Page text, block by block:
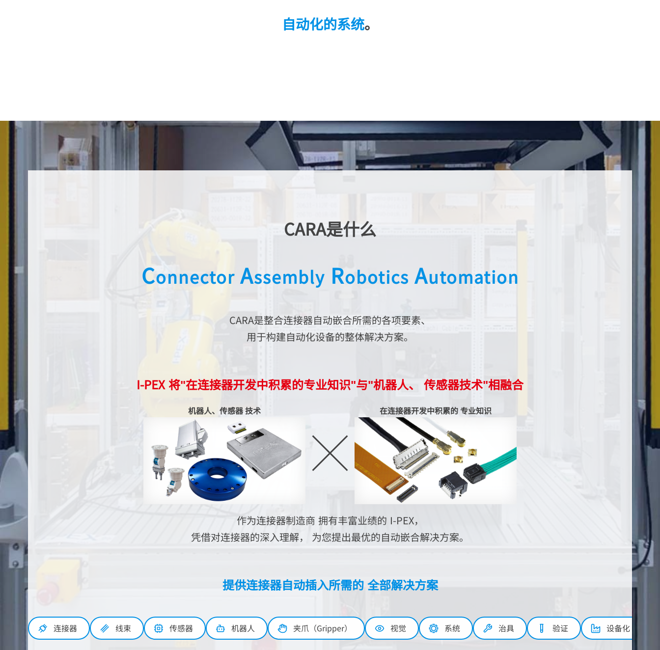
自动化的系统。
CARA是什么
Connector Assembly Robotics Automation
CARA是整合连接器自动嵌合所需的各项要素、
用于构建自动化设备的整体解决方案。
I-PEX将"在连接器开发中积累的专业知识"与"机器人、 传感器技术"相融合
机器人、传感器技术 在连接器开发中积累的专业知识
作为连接器制造商 拥有丰富业绩的 I-PEX，
凭借对连接器的深入理解， 为您提出最优的自动嵌合解决方案。
提供连接器自动插入所需的 全部解决方案
连接器 线束 传感器 机器人 夹爪（Gripper） 视觉 系统 治具 验证 设备化・导入